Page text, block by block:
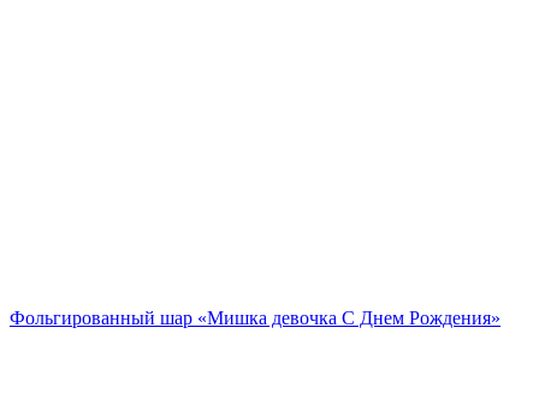
Фольгированный шар «Мишка девочка С Днем Рождения»